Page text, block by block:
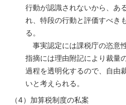
行動が認識されないから、あ
れ、特段の行動と評価すべき
る。
事実認定には課税庁の恣意
指摘には理由附記により裁量
過程を透明化するので、自由
いと考えられる。
（4）加算税制度の私案